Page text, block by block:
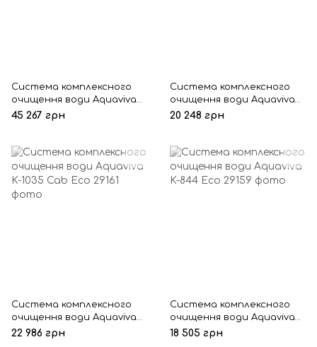
Система комплексного
очищення води Aquaviva
K-16 Classic
45 267 грн
Система комплексного
очищення води Aquaviva
K-817 Cab Eco
20 248 грн
Система комплексного
очищення води Aquaviva
K-1035 Cab Eco
22 986 грн
Система комплексного
очищення води Aquaviva
K-844 Eco
18 505 грн